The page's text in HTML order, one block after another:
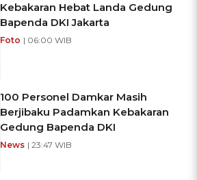
Kebakaran Hebat Landa Gedung
Bapenda DKI Jakarta
Foto | 06:00 WIB
100 Personel Damkar Masih
Berjibaku Padamkan Kebakaran
Gedung Bapenda DKI
News | 23:47 WIB